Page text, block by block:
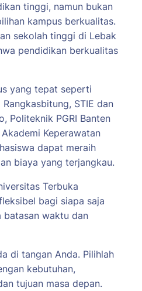
tinggi, namun bukan
kampus berkualitas.
sekolah tinggi di Lebak
pendidikan berkualitas
yang tepat seperti
STIE dan
Politeknik PGRI Banten
Keperawatan
dapat meraih
biaya yang terjangkau.
Terbuka
bagi siapa saja
batasan waktu dan
di tangan Anda. Pilihlah
kebutuhan,
tujuan masa depan.